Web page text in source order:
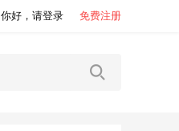
你好，请登录 免费注册